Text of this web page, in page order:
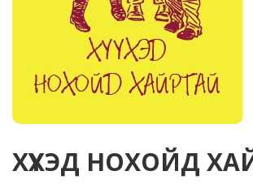
ХҮҮХЭД НОХОЙД